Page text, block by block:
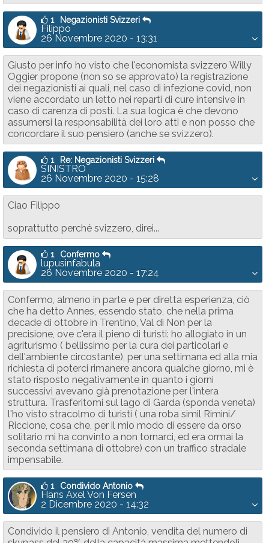
1 Negazionisti Svizzeri
Filippo
26 Novembre 2020 - 13:31
Giusto per info ho visto che l'economista svizzero Willy
Oggier propone (non so se approvato) la registrazione
dei negazionisti ai quali, nel caso di infezione covid, non
viene accordato un letto nei reparti di cure intensive in
caso di carenza di posti. La sua logica è che devono
assumersi la responsabilità dei loro atti e non posso che
concordare il suo pensiero (anche se svizzero).
1 Re: Negazionisti Svizzeri
SINISTRO
26 Novembre 2020 - 15:28
Ciao Filippo
soprattutto perché svizzero, direi...
1 Confermo
lupusinfabula
26 Novembre 2020 - 17:24
Confermo, almeno in parte e per diretta esperienza, ciò
che ha detto Annes, essendo stato, che nella prima
decade di ottobre in Trentino, Val di Non per la
precisione, ove c'era il pieno di turisti: ho allogiato in un
agriturismo ( bellissimo per la cura dei particolari e
dell'ambiente circostante), per una settimana ed alla mia
richiesta di poterci rimanere ancora qualche giorno, mi è
stato risposto negativamente in quanto i giorni
successivi avevano già prenotazione per l'intera
struttura. Trasferitomi sul lago di Garda (sponda veneta)
l'ho visto stracolmo di turisti ( una roba simil Rimini/
Riccione, cosa che, per il mio modo di essere da orso
solitario mi ha convinto a non tornarci, ed era ormai la
seconda settimana di ottobre) con un traffico stradale
impensabile.
1 Condivido Antonio
Hans Axel Von Fersen
2 Dicembre 2020 - 14:32
Condivido il pensiero di Antonio, vendita del numero di